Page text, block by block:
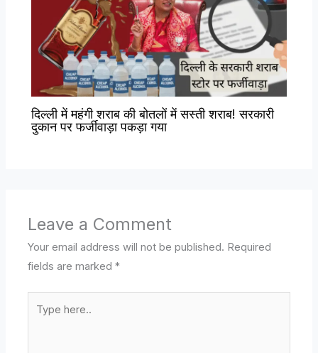
दिल्ली में महंगी शराब की बोतलों में सस्ती शराब! सरकारी
दुकान पर फर्जीवाड़ा पकड़ा गया
Leave a Comment
Your email address will not be published. Required
fields are marked*
here..